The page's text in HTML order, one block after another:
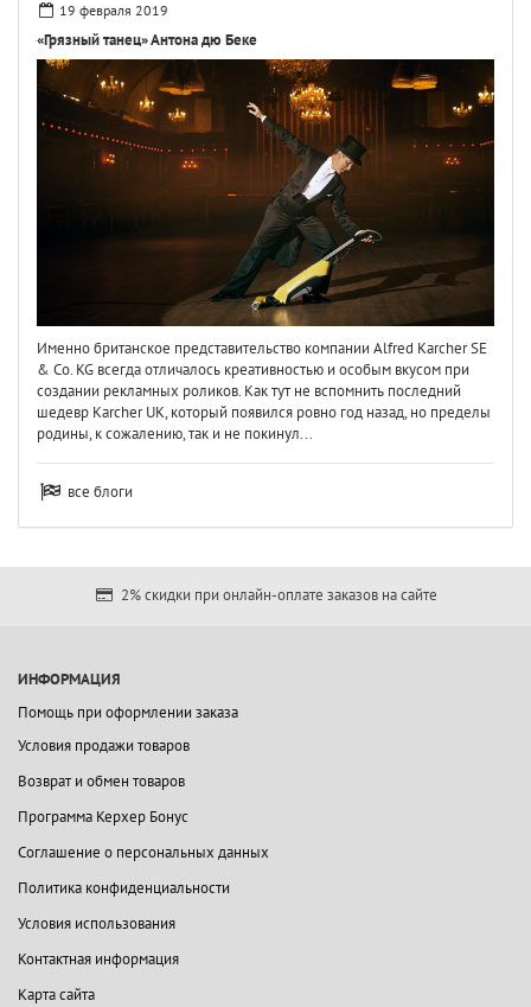
19 февраля 2019
«Грязный танец» Антона дю Беке
Именно британское представительство компании Alfred Karcher SE
& Co. KG всегда отличалось креативностью и особым вкусом при
создании рекламных роликов. Как тут не вспомнить последний
шедевр Karcher UK, который появился ровно год назад, но пределы
родины, к сожалению, так и не покинул...
все блоги
2% скидки при онлайн-оплате заказов на сайте
ИНФОРМАЦИЯ
Помощь при оформлении заказа
Условия продажи товаров
Возврат и обмен товаров
Программа Керхер Бонус
Соглашение о персональных данных
Политика конфиденциальности
Условия использования
Контактная информация
Карта сайта